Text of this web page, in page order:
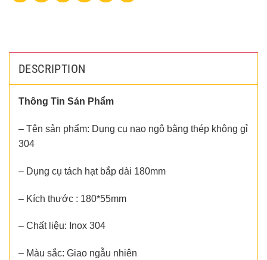
DESCRIPTION
Thông Tin Sản Phẩm
– Tên sản phẩm: Dụng cụ nạo ngô bằng thép không gỉ
304
– Dụng cụ tách hạt bắp dài 180mm
– Kích thước : 180*55mm
– Chất liệu: Inox 304
– Màu sắc: Giao ngẫu nhiên